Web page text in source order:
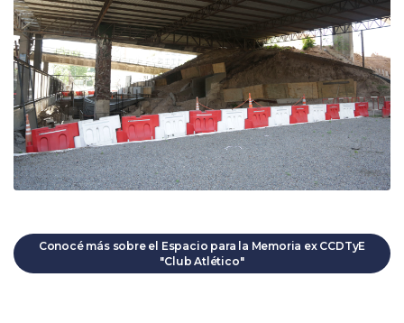
Conocé más sobre el Espacio para la Memoria ex CCDTyE
"Club Atlético"